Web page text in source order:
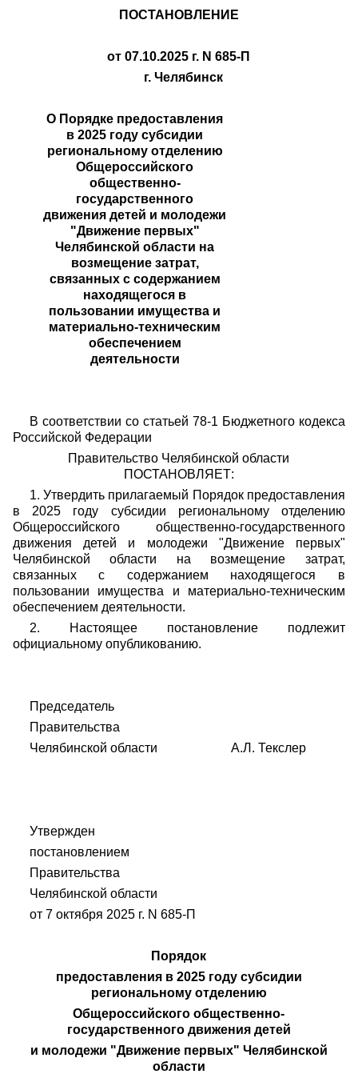
ПОСТАНОВЛЕНИЕ
от 07.10.2025 г. N 685-П
г. Челябинск
О Порядке предоставления
в 2025 году субсидии
региональному отделению
Общероссийского
общественно-
государственного
движения детей и молодежи
"Движение первых"
Челябинской области на
возмещение затрат,
связанных с содержанием
находящегося в
пользовании имущества и
материально-техническим
обеспечением
деятельности
В соответствии со статьей 78-1 Бюджетного кодекса
Российской Федерации
Правительство Челябинской области
ПОСТАНОВЛЯЕТ:
1. Утвердить прилагаемый Порядок предоставления
в 2025 году субсидии региональному отделению
Общероссийского общественно-государственного
движения детей и молодежи "Движение первых"
Челябинской области на возмещение затрат,
связанных с содержанием находящегося в
пользовании имущества и материально-техническим
обеспечением деятельности.
2. Настоящее постановление подлежит
официальному опубликованию.
Председатель
Правительства
Челябинской области А.Л. Текслер
Утвержден
постановлением
Правительства
Челябинской области
от 7 октября 2025 г. N 685-П
Порядок
предоставления в 2025 году субсидии
региональному отделению
Общероссийского общественно-
государственного движения детей
и молодежи "Движение первых" Челябинской
области